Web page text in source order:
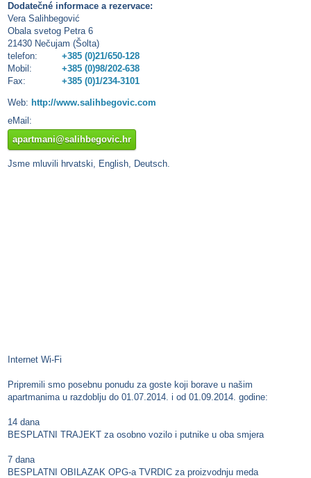
Dodatečné informace a rezervace:
Vera Salihbegović
Obala svetog Petra 6
21430 Nečujam (Šolta)
telefon:
+385 (0)21/650-128
Mobil:
+385 (0)98/202-638
Fax:
+385 (0)1/234-3101
Web: http://www.salihbegovic.com
eMail:
apartmani@salihbegovic.hr
Jsme mluvili hrvatski, English, Deutsch.
Internet Wi-Fi
Pripremili smo posebnu ponudu za goste koji borave u našim
apartmanima u razdoblju do 01.07.2014. i od 01.09.2014. godine:
14 dana
BESPLATNI TRAJEKT za osobno vozilo i putnike u oba smjera
7 dana
BESPLATNI OBILAZAK OPG-a TVRDIC za proizvodnju meda